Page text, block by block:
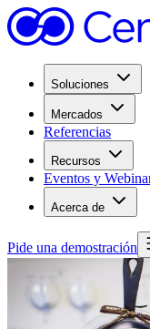
Soluciones
Mercados
Referencias
Recursos
Eventos y
Acerca de
Pide una demostración